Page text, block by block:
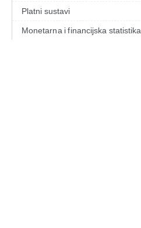
Platni sustavi
Monetarna i financijska statistika